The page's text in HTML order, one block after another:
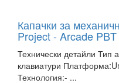
Капачки за
Project - Arcade
Технически детайли Тип
клавиатури
Технология:- ...